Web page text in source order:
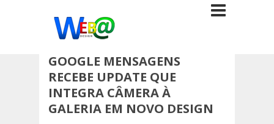
GOOGLE MENSAGENS
RECEBE UPDATE QUE
INTEGRA CÂMERA À
GALERIA EM NOVO DESIGN